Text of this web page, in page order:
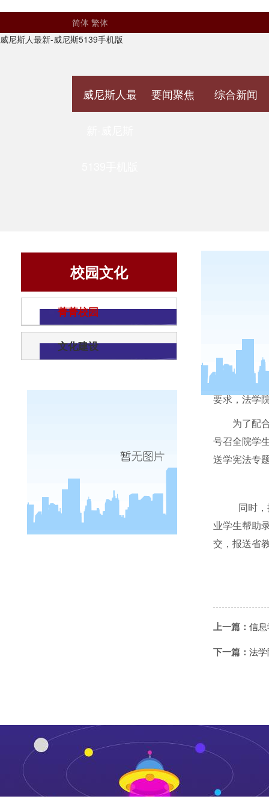
简体 繁体
威尼斯人最新-威尼斯5139手机版
威尼斯人最 要闻聚焦 综合新闻
校园文化
菁菁校园
文化建设
按照陕
要求，法学
为了配
号召全院学
送学宪法专
同时，
业学生帮助
交，报送省
上一篇： 信
下一篇： 法